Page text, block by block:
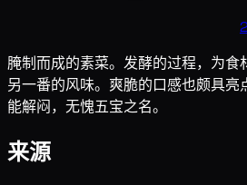
2
腌制而成的素菜。发酵的过程，为食
另一番的风味。爽脆的口感也颇具亮
能解闷，无愧五宝之名。
来源